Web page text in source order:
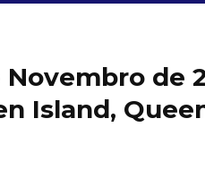
de
Island,